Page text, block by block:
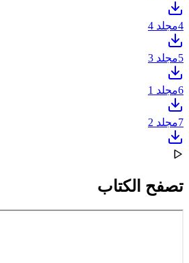
4مجلد 4
5مجلد 3
6مجلد 1
7مجلد 2
تصفح الكتاب